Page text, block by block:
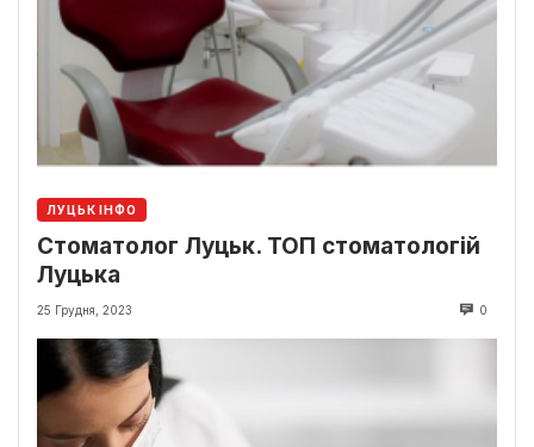
ЛУЦЬК ІНФО
Стоматолог Луцьк. ТОП стоматологій
Луцька
25 Грудня, 2023 0